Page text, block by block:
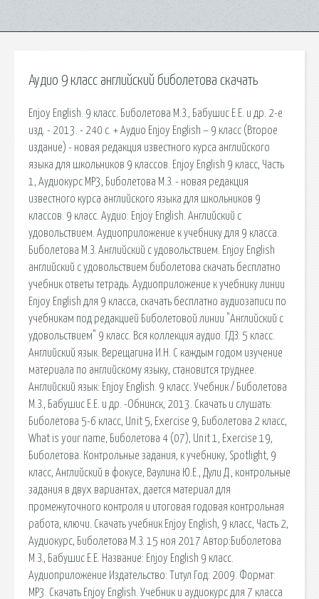
Аудио 9 класс английский биболетова скачать
Enjoy English. 9 класс. Биболетова М.З., Бабушис Е.Е. и др. 2-е
изд. - 2013. - 240 с. + Аудио Enjoy English – 9 класс (Второе
издание) - новая редакция известного курса английского
языка для школьников 9 классов. Enjoy English 9 класс, Часть
1, Аудиокурс MP3, Биболетова М.З. - новая редакция
известного курса английского языка для школьников 9
классов. 9 класс. Аудио: Enjoy English. Английский с
удовольствием. Аудиоприложение к учебнику для 9 класса.
Биболетова М.З. Английский с удовольствием. Enjoy English
английский с удовольствием биболетова скачать бесплатно
учебник ответы тетрадь. Аудиоприложение к учебнику линии
Enjoy English для 9 класса, скачать бесплатно аудиозаписи по
учебникам под редакцией Биболетовой линии "Английский с
удовольствием" 9 класс. Вся коллекция аудио. ГДЗ: 5 класс.
Английский язык. Верещагина И.Н. С каждым годом изучение
материала по английскому языку, становится труднее.
Английский язык: Enjoy English. 9 класс. Учебник / Биболетова
М.З., Бабушис Е.Е. и др. -Обнинск, 2013. Скачать и слушать:
Биболетова 5-6 класс, Unit 5, Exercise 9, Биболетова 2 класс,
What is your name, Биболетова 4 (07), Unit 1, Exercise 19,
Биболетова. Контрольные задания, к учебнику, Spotlight, 9
класс, Английский в фокусе, Ваулина Ю.Е., Дули Д., контрольные
задания в двух вариантах, дается материал для
промежуточного контроля и итоговая годовая контрольная
работа, ключи. Скачать учебник Enjoy English, 9 класс, Часть 2,
Аудиокурс, Биболетова М.З. 15 ноя 2017 Автор:Биболетова
М.З., Бабушис Е.Е. Название: Enjoy English 9 класс.
Аудиоприложение Издательство: Титул Год: 2009. Формат:
МР3. Скачать Enjoy English. Учебник и аудиокурс для 7 класса